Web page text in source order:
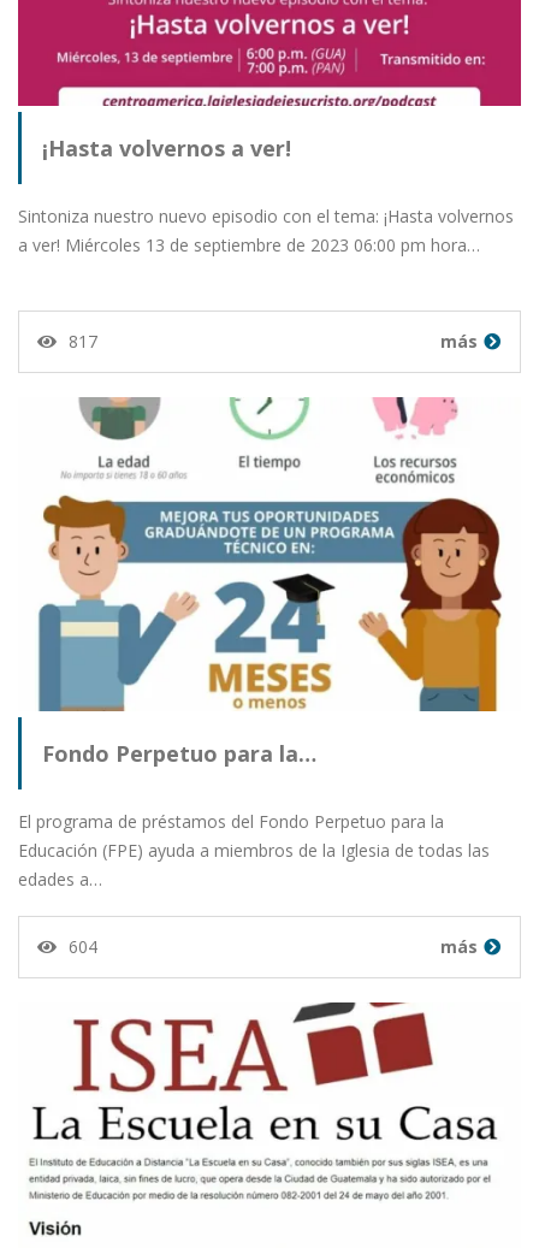
¡Hasta volvernos a ver!
Sintoniza nuestro nuevo episodio con el tema: ¡Hasta volvernos
a ver! Miércoles 13 de septiembre de 2023 06:00 pm hora…
817 más
Fondo Perpetuo para la…
El programa de préstamos del Fondo Perpetuo para la
Educación (FPE) ayuda a miembros de la Iglesia de todas las
edades a…
604 más